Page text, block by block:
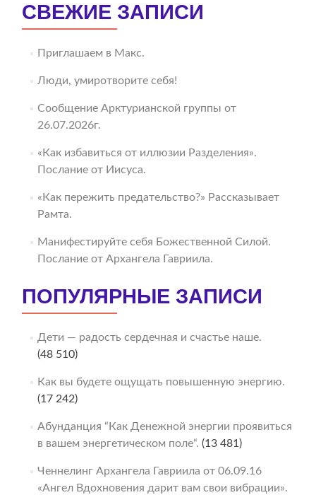
СВЕЖИЕ ЗАПИСИ
Приглашаем в Макс.
Люди, умиротворите себя!
Сообщение Арктурианской группы от
26.07.2026г.
«Как избавиться от иллюзии Разделения».
Послание от Иисуса.
«Как пережить предательство?» Рассказывает
Рамта.
Манифестируйте себя Божественной Силой.
Послание от Архангела Гавриила.
ПОПУЛЯРНЫЕ ЗАПИСИ
Дети — радость сердечная и счастье наше.
(48 510)
Как вы будете ощущать повышенную энергию.
(17 242)
Абунданция “Как Денежной энергии проявиться
в вашем энергетическом поле“. (13 481)
Ченнелинг Архангела Гавриила от 06.09.16
«Ангел Вдохновения дарит вам свои вибрации».